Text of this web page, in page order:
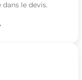
le devis.